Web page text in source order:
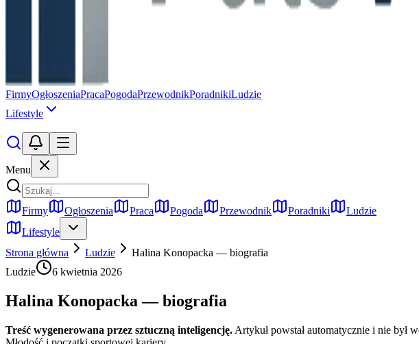
FirmyOgłoszeniaPracaPogodaPrzewodnikPoradnikiLudzie
Lifestyle
Menu
Firmy Ogłoszenia Praca Pogoda Przewodnik Poradniki
Ludzie
Lifestyle
Strona główna
Ludzie
Halina Konopacka — biografia
Ludzie
6 kwietnia 2026
Halina Konopacka — biografia
Treść wygenerowana przez sztuczną inteligencję. Artykuł powstał automatycznie i nie był